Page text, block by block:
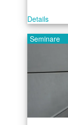
Details
Seminare